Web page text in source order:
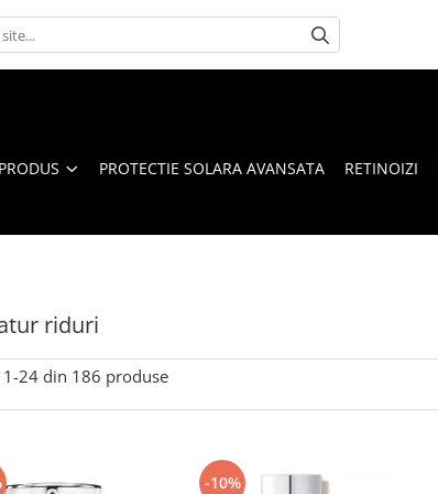
PROTECTIE SOLARA AVANSATA RETINOIZI
riduri
1-24 din 186 produse
-10%